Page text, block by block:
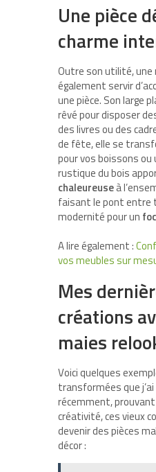
Une pièce
charme
Outre son utilité, une
également servir
une pièce. Son large
rêvé pour disposer
des livres ou des
de fête, elle se
pour vos boissons
rustique du bois
chaleureuseà
faisant le pont entre
modernité pour un
A lire également :
vos meubles sur
Mes
créations
maies
Voici quelques
transformées que
récemment, prouvant
créativité, ces vieux
devenir des pièces
décor :